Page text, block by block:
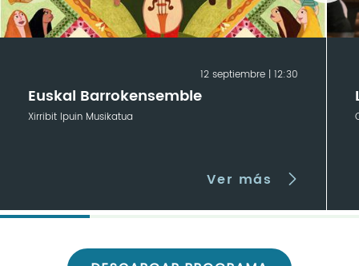
12 septiembre | 12:30
Euskal Barrokensemble
Xirribit Ipuin Musikatua
Ver más